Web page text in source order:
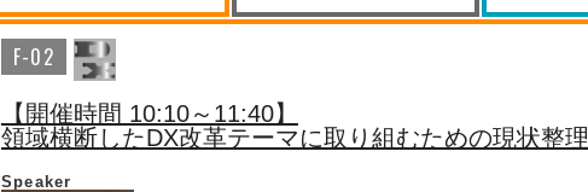
F-02
【開催時間 10:10～11:40】
領域横断したDX改革テーマに取り組むための現状整理
Speaker